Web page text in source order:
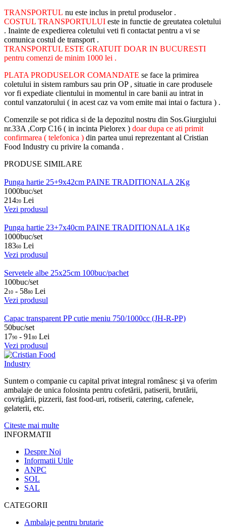
TRANSPORTUL nu este inclus in pretul produselor .
COSTUL TRANSPORTULUI este in functie de greutatea coletului
. Inainte de expedierea coletului veti fi contactat pentru a vi se
comunica costul de transport .
TRANSPORTUL ESTE GRATUIT DOAR IN BUCURESTI
pentru comenzi de minim 1000 lei .
PLATA PRODUSELOR COMANDATE se face la primirea
coletului in sistem ramburs sau prin OP , situatie in care produsele
vor fi expediate clientului in momentul in care banii au intrat in
contul vanzatorului ( in acest caz va vom emite mai intai o factura ) .
Comenzile se pot ridica si de la depozitul nostru din Sos.Giurgiului
nr.33A ,Corp C16 ( in incinta Pielorex ) doar dupa ce ati primit
confirmarea ( telefonica ) din partea unui reprezentant al Cristian
Food Industry cu privire la comanda .
PRODUSE SIMILARE
Punga hartie 25+9x42cm PAINE TRADITIONALA 2Kg
1000buc/set
21420 Lei
Vezi produsul
Punga hartie 23+7x40cm PAINE TRADITIONALA 1Kg
1000buc/set
18360 Lei
Vezi produsul
Servetele albe 25x25cm 100buc/pachet
100buc/set
210 - 5880 Lei
Vezi produsul
Capac transparent PP cutie meniu 750/1000cc (JH-R-PP)
50buc/set
1790 - 91 80 Lei
Vezi produsul
Suntem o companie cu capital privat integral românesc şi va oferim
ambalaje de unica folosinta pentru cofetării, patiserii, brutării,
covrigării, pizzerii, fast food-uri, rotiserii, catering, cafenele,
gelaterii, etc.
Citeste mai multe
INFORMATII
Despre Noi
Informatii Utile
ANPC
SOL
SAL
CATEGORII
Ambalaje pentru brutarie